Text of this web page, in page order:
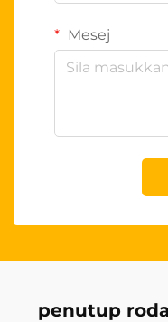
Mesej
penutup